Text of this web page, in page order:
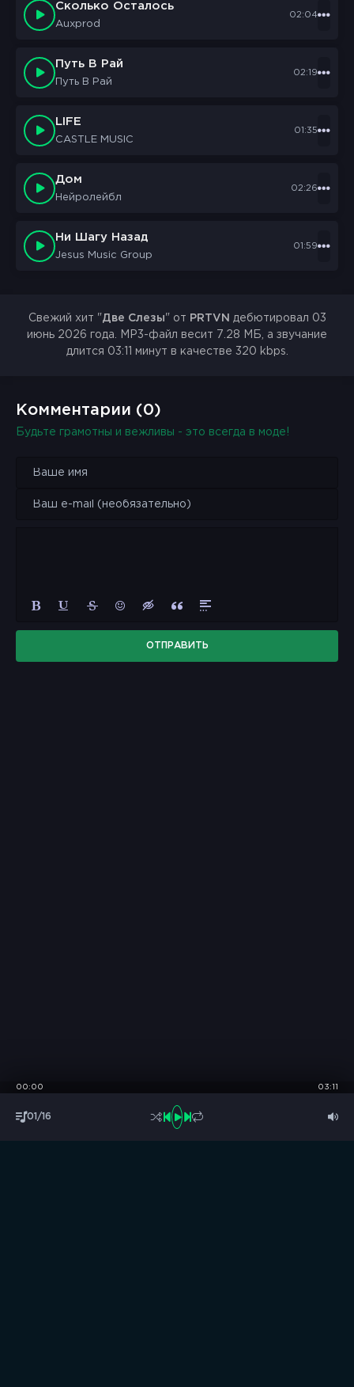
Сколько Осталось
Auxprod
02:04
Путь В Рай
Путь В Рай
02:19
LIFE
CASTLE MUSIC
01:35
Дом
Нейролейбл
02:26
Ни Шагу Назад
Jesus Music Group
01:59
Свежий хит "Две Слезы" от PRTVN
дебютировал 03
июнь 2026 года. MP3-файл весит 7.28 МБ, а звучание
длится 03:11 минут в качестве 320 kbps.
Комментарии (0)
Будьте грамотны и вежливы - это всегда в моде!
ОТПРАВИТЬ
01/16
00:00 03:11